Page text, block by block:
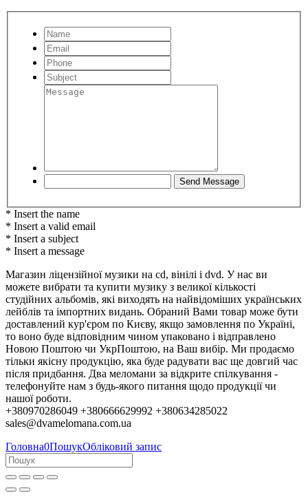
* Insert the name
* Insert a valid email
* Insert a subject
* Insert a message
Магазин ліцензійної музики на cd, вінілі і dvd. У нас ви
можете вибрати та купити музику з великої кількості
студійних альбомів, які виходять на найвідоміших українських
лейблів та імпортних видань. Обраний Вами товар може бути
доставлений кур'єром по Києву, якщо замовлення по Україні,
то воно буде відповідним чином упаковано і відправлено
Новою Поштою чи УкрПоштою, на Ваш вибір. Ми продаємо
тільки якісну продукцію, яка буде радувати вас ще довгий час
після придбання. Два меломани за відкрите спілкування -
телефонуйте нам з будь-якого питання щодо продукції чи
нашої роботи.
+380970286049 +380666629992 +380634285022
sales@dvamelomana.com.ua
Головна0ПошукОбліковий запис
Колеги, партнери та клієнти!